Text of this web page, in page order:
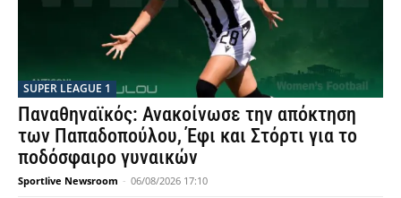
SUPER LEAGUE 1
Παναθηναϊκός: Ανακοίνωσε την απόκτηση
των Παπαδοπούλου, Έφι και Στόρτι για το
ποδόσφαιρο γυναικών
Sportlive Newsroom - 06/08/2026 17:10